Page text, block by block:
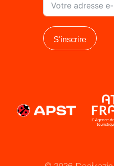
S'inscrire